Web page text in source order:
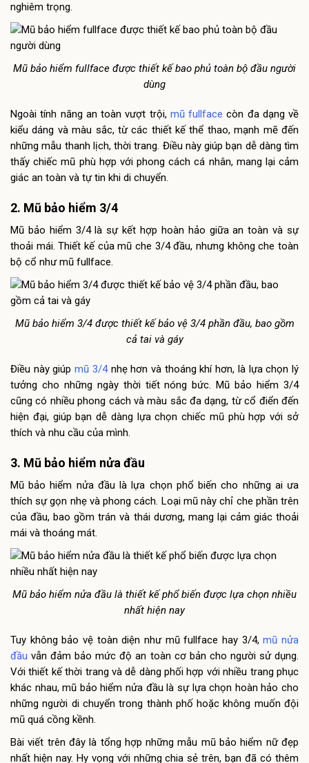
nghiêm trọng.
Mũ bảo hiểm fullface được thiết kế bao phủ toàn bộ đầu người
dùng
Ngoài tính năng an toàn vượt trội, mũ fullface còn đa dạng về
kiểu dáng và màu sắc, từ các thiết kế thể thao, mạnh mẽ đến
những mẫu thanh lịch, thời trang. Điều này giúp bạn dễ dàng tìm
thấy chiếc mũ phù hợp với phong cách cá nhân, mang lại cảm
giác an toàn và tự tin khi di chuyển.
2. Mũ bảo hiểm 3/4
Mũ bảo hiểm 3/4 là sự kết hợp hoàn hảo giữa an toàn và sự
thoải mái. Thiết kế của mũ che 3/4 đầu, nhưng không che toàn
bộ cổ như mũ fullface.
Mũ bảo hiểm 3/4 được thiết kế bảo vệ 3/4 phần đầu, bao gồm
cả tai và gáy
Điều này giúp mũ 3/4nhẹ hơn và thoáng khí hơn, là lựa chọn lý
tưởng cho những ngày thời tiết nóng bức. Mũ bảo hiểm 3/4
cũng có nhiều phong cách và màu sắc đa dạng, từ cổ điển đến
hiện đại, giúp bạn dễ dàng lựa chọn chiếc mũ phù hợp với sở
thích và nhu cầu của mình.
3. Mũ bảo hiểm nửa đầu
Mũ bảo hiểm nửa đầu là lựa chọn phổ biến cho những ai ưa
thích sự gọn nhẹ và phong cách. Loại mũ này chỉ che phần trên
của đầu, bao gồm trán và thái dương, mang lại cảm giác thoải
mái và thoáng mát.
Mũ bảo hiểm nửa đầu là thiết kế phổ biến được lựa chọn nhiều
nhất hiện nay
Tuy không bảo vệ toàn diện như mũ fullface hay 3/4,mũ nửa
đầu vẫn đảm bảo mức độ an toàn cơ bản cho người sử dụng.
Với thiết kế thời trang và dễ dàng phối hợp với nhiều trang phục
khác nhau, mũ bảo hiểm nửa đầu là sự lựa chọn hoàn hảo cho
những người di chuyển trong thành phố hoặc không muốn đội
mũ quá cồng kềnh.
Bài viết trên đây là tổng hợp những mẫu mũ bảo hiểm nữ đẹp
nhất hiện nay. Hy vọng với những chia sẻ trên, bạn đã có thêm